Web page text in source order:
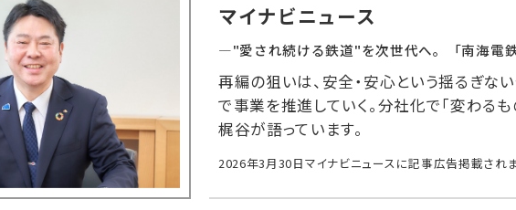
マイナビニュース
―"愛され続ける鉄道"を次世代へ。 「南海
再編の狙いは、安全・安心という揺るぎな
で事業を推進していく。分社化で「変わるも
梶谷が語っています。
2026年3月30日マイナビニュースに記事広告掲載され